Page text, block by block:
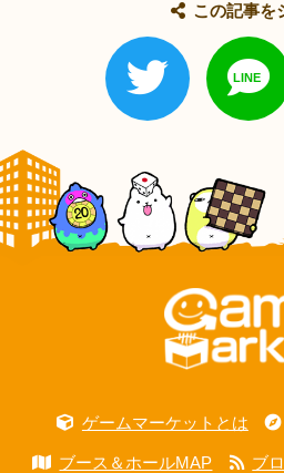
この記事を
ゲームマーケットとは
ブース＆ホールMAP ブ